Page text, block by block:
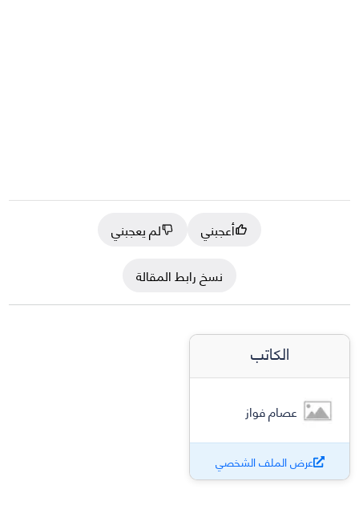
أعجبني
لم يعجبني
نسخ رابط المقالة
الكاتب
عصام فواز
عرض الملف الشخصي